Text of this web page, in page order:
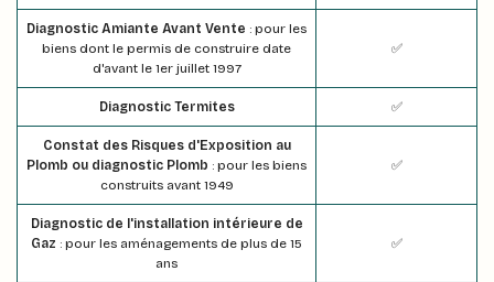
Diagnostic Amiante Avant Vente : pour les
biens dont le permis de construire date
d'avant le 1er juillet 1997
✅
Diagnostic Termites ✅
Constat des Risques d'Exposition au
Plomb ou diagnostic Plomb : pour les biens
construits avant 1949
✅
Diagnostic de l'installation intérieure de
Gaz : pour les aménagements de plus de 15
ans
✅